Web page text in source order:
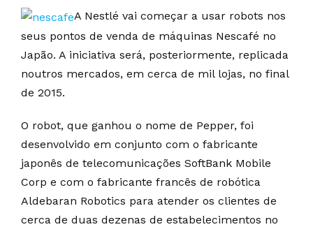
A Nestlé vai começar a usar robots nos
seus pontos de venda de máquinas Nescafé no
Japão. A iniciativa será, posteriormente, replicada
noutros mercados, em cerca de mil lojas, no final
de 2015.
O robot, que ganhou o nome de Pepper, foi
desenvolvido em conjunto com o fabricante
japonês de telecomunicações SoftBank Mobile
Corp e com o fabricante francês de robótica
Aldebaran Robotics para atender os clientes de
cerca de duas dezenas de estabelecimentos no